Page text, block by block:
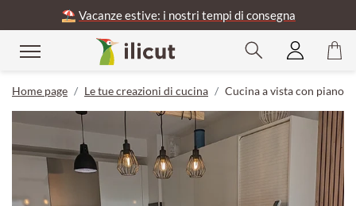
⛱️ Vacanze estive: i nostri tempi di consegna
Home page Le tue creazioni di cucina Cucina a vista con piano